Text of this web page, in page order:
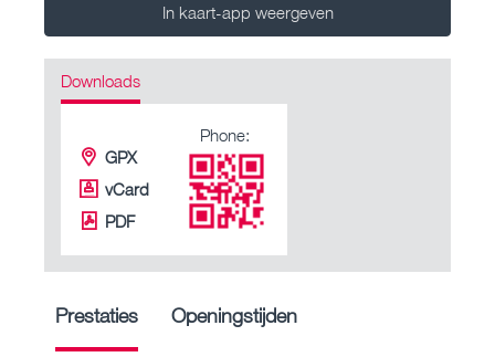
In kaart-app weergeven
Downloads
GPX
vCard
PDF
Phone:
Prestaties Openingstijden